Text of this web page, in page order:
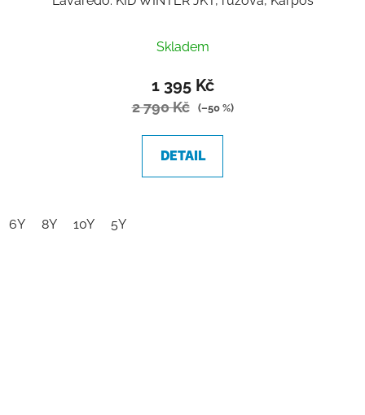
Skladem
1 395 Kč
2 790 Kč (–50 %)
DETAIL
6Y 8Y 10Y 5Y